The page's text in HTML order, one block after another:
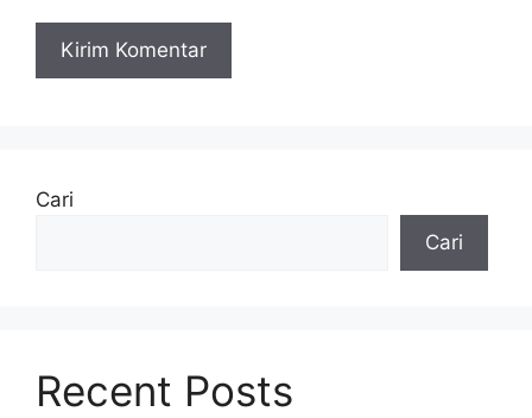
Cari
Cari
Recent Posts